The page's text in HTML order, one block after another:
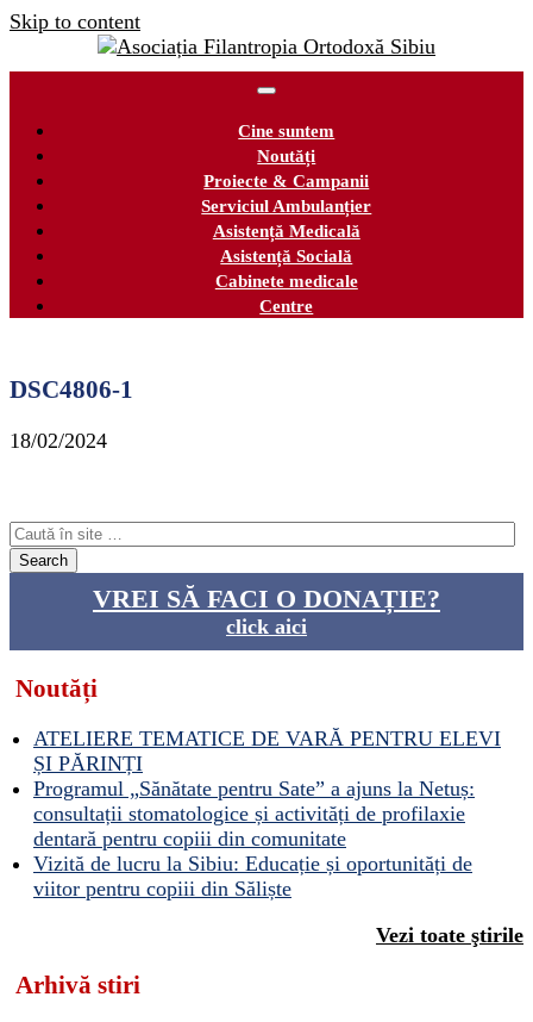
Skip to content
Cine suntem
Noutăți
Proiecte & Campanii
Serviciul Ambulanțier
Asistență Medicală
Asistență Socială
Cabinete medicale
Centre
DSC4806-1
18/02/2024
VREI SĂ FACI O DONAȚIE?
click aici
Noutăți
ATELIERE TEMATICE DE VARĂ PENTRU ELEVI
ȘI PĂRINȚI
Programul „Sănătate pentru Sate” a ajuns la Netuș:
consultații stomatologice și activități de profilaxie
dentară pentru copiii din comunitate
Vizită de lucru la Sibiu: Educație și oportunități de
viitor pentru copiii din Săliște
Vezi toate ştirile
Arhivă stiri